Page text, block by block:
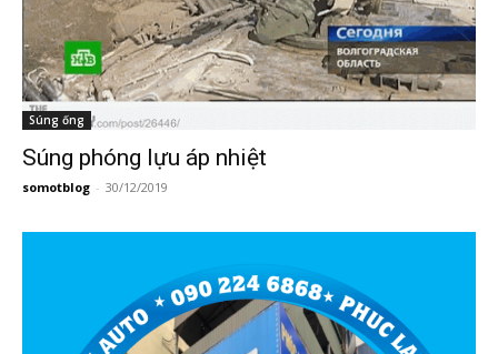
Súng ống
Súng phóng lựu áp nhiệt
somotblog - 30/12/2019